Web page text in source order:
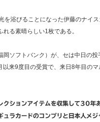
を浴びることになった伊藤のナイ
る素晴らしい1枚である。
ソフトバンク）が、セは中日の
来9度目の受賞で、来日8年目の
クションアイテムを収集して30年
ラカードのコンプリと日本人メジ